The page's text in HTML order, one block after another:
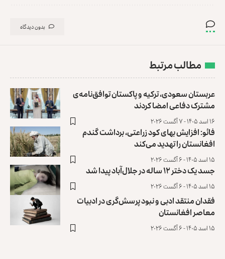
بدون دیدگاه
مطالب مرتبط
عربستان سعودی، ترکیه و پاکستان توافق‌نامه‌ی
مشترک دفاعی امضا کردند
۱۶ اسد ۱۴۰۵ - ۷ آگست ۲۰۲۶
فائو: افزایش بهای کود زراعتی، برداشت گندم
افغانستان را تهدید می‌کند
۱۵ اسد ۱۴۰۵ - ۶ آگست ۲۰۲۶
جسد یک دختر ۱۲ ساله در جلال‌آباد پیدا شد
۱۵ اسد ۱۴۰۵ - ۶ آگست ۲۰۲۶
فقدان منتقد ادبی و نبود پرسش‌گری در ادبیات
معاصر افغانستان
۱۵ اسد ۱۴۰۵ - ۶ آگست ۲۰۲۶